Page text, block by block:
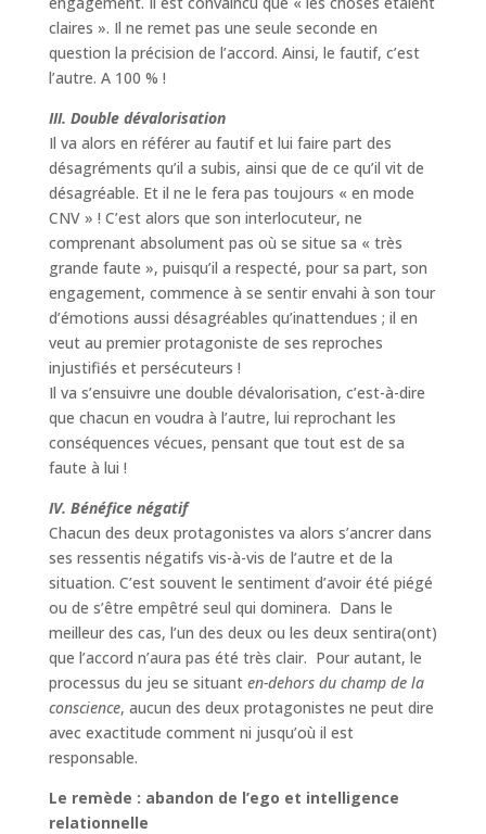
claires ». Il ne remet pas une seule seconde en
question la précision de l’accord. Ainsi, le fautif, c’est
l’autre. A 100 % !
III. Double dévalorisation
Il va alors en référer au fautif et lui faire part des
désagréments qu’il a subis, ainsi que de ce qu’il vit de
désagréable. Et il ne le fera pas toujours « en mode
CNV » ! C’est alors que son interlocuteur, ne
comprenant absolument pas où se situe sa « très
grande faute », puisqu’il a respecté, pour sa part, son
engagement, commence à se sentir envahi à son tour
d’émotions aussi désagréables qu’inattendues ; il en
veut au premier protagoniste de ses reproches
injustifiés et persécuteurs !
Il va s’ensuivre une double dévalorisation, c’est-à-dire
que chacun en voudra à l’autre, lui reprochant les
conséquences vécues, pensant que tout est de sa
faute à lui !
IV. Bénéfice négatif
Chacun des deux protagonistes va alors s’ancrer dans
ses ressentis négatifs vis-à-vis de l’autre et de la
situation. C’est souvent le sentiment d’avoir été piégé
ou de s’être empêtré seul qui dominera. Dans le
meilleur des cas, l’un des deux ou les deux sentira(ont)
que l’accord n’aura pas été très clair. Pour autant, le
processus du jeu se situant en-dehors du champ de la
conscience, aucun des deux protagonistes ne peut dire
avec exactitude comment ni jusqu’où il est
responsable.
Le remède : abandon de l’ego et intelligence
relationnelle